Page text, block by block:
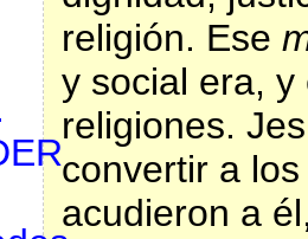
religión. Ese
y social era,
religiones.
convertir a los
acudieron a